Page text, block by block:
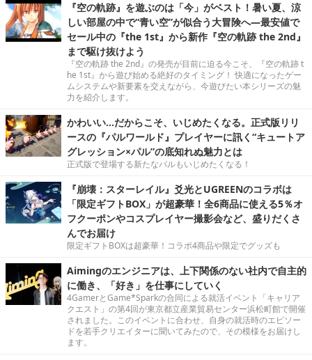
『空の軌跡』を遊ぶのは「今」がベスト！暑い夏、涼
しい部屋の中で“青い空”が似合う大冒険へ―最安値で
セール中の『the 1st』から新作『空の軌跡 the 2nd』
まで駆け抜けよう
『空の軌跡 the 2nd』の発売が目前に迫る今こそ、『空の軌跡 t
he 1st』から遊び始める絶好のタイミング！ 快適になったゲー
ムシステムや新要素を交えながら、今遊びたい本シリーズの魅
力を紹介します。
かわいい…だからこそ、いじめたくなる。正式版リリ
ースの『パルワールド』プレイヤーに訊く“キュートア
グレッション×パル”の底知れぬ魅力とは
正式版で登場する新たなパルもいじめたくなる！
『崩壊：スターレイル』爻光とUGREENのコラボは
「限定ギフトBOX」が超豪華！全6商品に使える5％オ
フクーポンやコスプレイヤー撮影会など、盛りだくさ
んでお届け
限定ギフトBOXは超豪華！コラボ4商品や限定でグッズも
Aimingのエンジニアは、上下関係のない社内で自主的
に働き、「好き」を仕事にしていく
4GamerとGame*Sparkの合同による就活イベント「キャリア
クエスト」の第4回が東京都立産業貿易センター浜松町館で開催
されました。このイベントに合わせ、自身の就活時のエピソー
ドを若手クリエイターに聞いてみたので、その模様をお届けし
ます。